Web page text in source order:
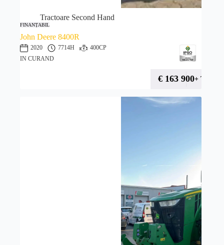
Tractoare Second Hand
FINANȚABIL
John Deere 8400R
2020 7714H
400CP
IN CURAND
€ 163 900+ TVA